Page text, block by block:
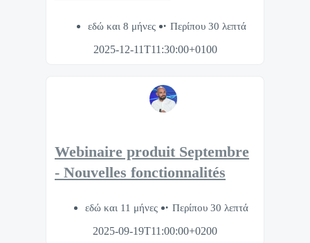
εδώ και 8 μήνες
Περίπου 30 λεπτά
2025-12-11T11:30:00+0100
Webinaire produit Septembre
- Nouvelles fonctionnalités
εδώ και 11 μήνες
Περίπου 30 λεπτά
2025-09-19T11:00:00+0200